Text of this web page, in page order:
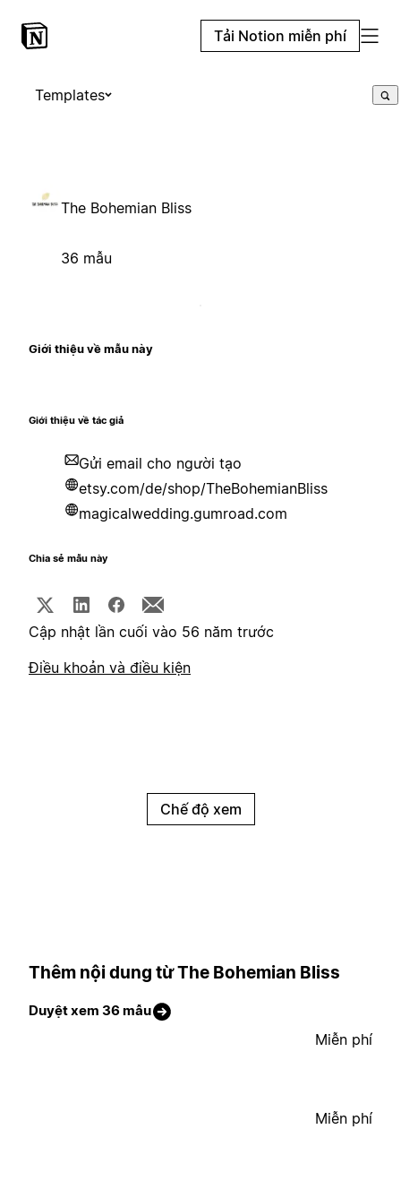
Tải Notion miễn phí
Templates
The Bohemian Bliss
36 mẫu
Giới thiệu về mẫu này
Giới thiệu về tác giả
Gửi email cho người tạo
etsy.com/de/shop/TheBohemianBliss
magicalwedding.gumroad.com
Chia sẻ mẫu này
Cập nhật lần cuối vào 56 năm trước
Điều khoản và điều kiện
Chế độ xem
Thêm nội dung từ The Bohemian Bliss
Duyệt xem 36 mẫu
Miễn phí
Miễn phí